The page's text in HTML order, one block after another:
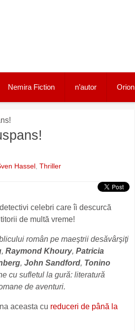
Nemira Fiction n’autor Orion
Hassel Thriller
celebri care îi descurcă
de multă vreme!
român pe maeştrii desăvârşiţi
, Raymond Khoury, Patricia
, John Sandford, Tonino
cu sufletul la gură: literatură
de aventuri.
aceasta cu reduceri de până la